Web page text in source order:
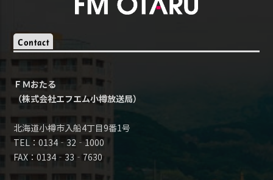
Contact
ＦＭおたる
（株式会社エフエム小樽放送局）
北海道小樽市入船4丁目9番1号
TEL：0134‐32‐1000
FAX：0134‐33‐7630